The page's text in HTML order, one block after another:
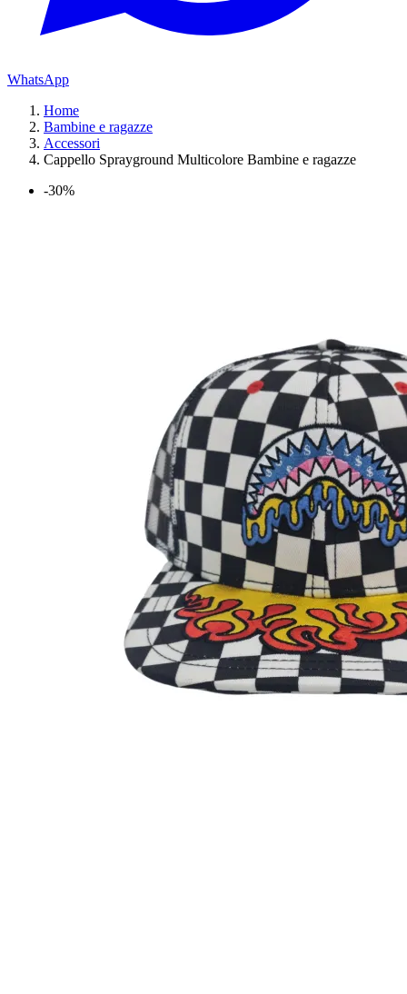
WhatsApp
Home
Bambine e ragazze
Accessori
Cappello Sprayground Multicolore Bambine e ragazze
-30%